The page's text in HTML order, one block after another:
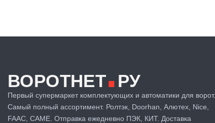
ВОРОТНЕТ. РУ
Первый супермаркет комплектующих и автоматики для ворот.
Самый полный ассортимент. Ролтэк, Doorhan, Алютех, Nice,
FAAC, CAME. Отправка ежедневно ПЭК, КИТ. Доставка